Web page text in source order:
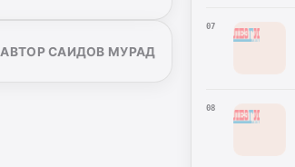
АВТОР САИДОВ МУРАД
07
08